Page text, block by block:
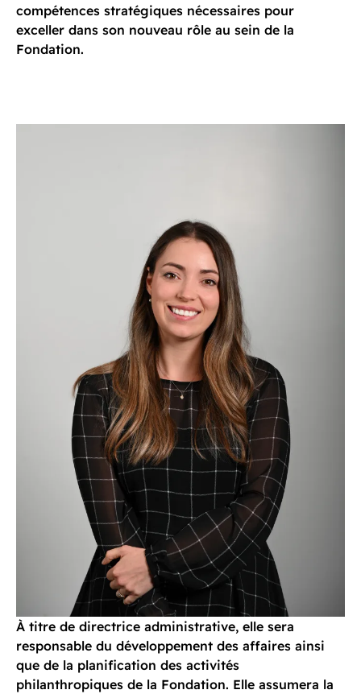
compétences stratégiques nécessaires pour
exceller dans son nouveau rôle au sein de la
Fondation.
À titre de directrice administrative, elle sera
responsable du développement des affaires ainsi
que de la planification des activités
philanthropiques de la Fondation. Elle assumera la